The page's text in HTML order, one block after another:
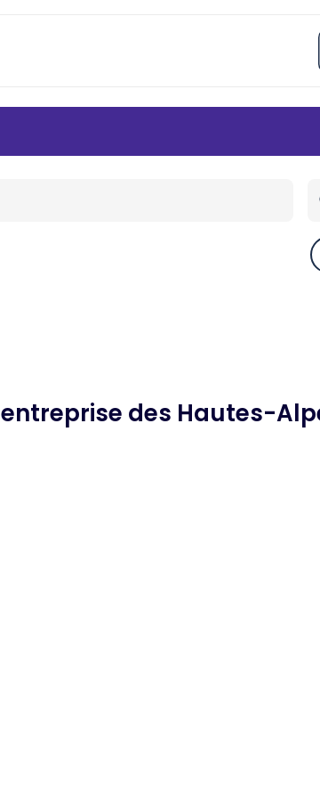
entreprise des Hautes-